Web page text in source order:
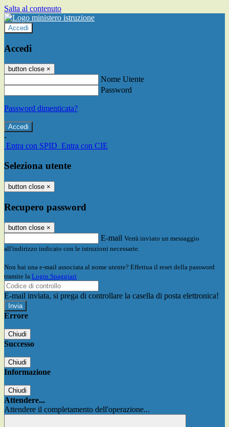
Salta al contenuto
Accedi
Accedi
button close ×
Nome Utente
Password
Password dimenticata?
-
Entra con SPID Entra con CIE
Seleziona utente
button close ×
Recupero password
button close ×
E-mail Verrà inviato un messaggio
all'indirizzo indicato con le istruzioni necessarie.
Non hai una e-mail associata al nome utente? Effettua il reset della password
tramite la Login Spaggiari
E-mail inviata, si prega di controllare la casella di posta elettronica!
Errore
Chiudi
Successo
Chiudi
Informazione
Chiudi
Attendere...
Attendere il completamento dell'operazione...